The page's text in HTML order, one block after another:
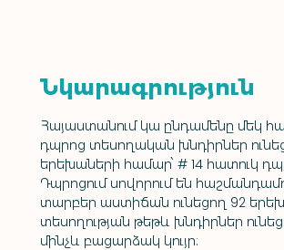
Նկարագրություն
Հայաստանում կա ընդամենը մեկ
դպրոց տեսողական խնդիրներ
երեխաների համար՝ # 14 հատուկ
Դպրոցում սովորում են
տարբեր աստիճան ունեցող 92
տեսողության թեթև խնդիրներ
մինչև բացարձակ կույր: